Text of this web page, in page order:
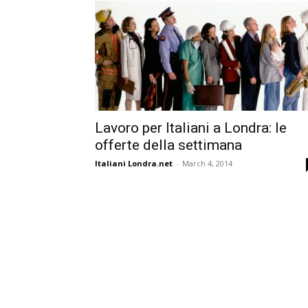
Lavoro per Italiani a Londra: le
offerte della settimana
Italiani Londra.net - March 4, 2014